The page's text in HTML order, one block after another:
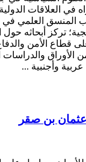
في العلاقات
المنسق العلمي
تركز أبحاثه
قطاع الأمن
الأوراق والدراسات
وأجنبية ...
عثمان بن صقر